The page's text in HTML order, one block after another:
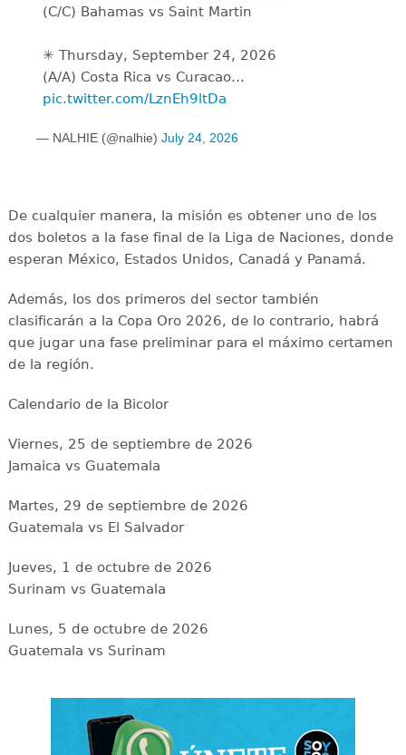
(C/C) Bahamas vs Saint Martin
✳️ Thursday, September 24, 2026
(A/A) Costa Rica vs Curacao…
pic.twitter.com/LznEh9ltDa
— NALHIE (@nalhie) July 24, 2026
De cualquier manera, la misión es obtener uno de los
dos boletos a la fase final de la Liga de Naciones, donde
esperan México, Estados Unidos, Canadá y Panamá.
Además, los dos primeros del sector también
clasificarán a la Copa Oro 2026, de lo contrario, habrá
que jugar una fase preliminar para el máximo certamen
de la región.
Calendario de la Bicolor
Viernes, 25 de septiembre de 2026
Jamaica vs Guatemala
Martes, 29 de septiembre de 2026
Guatemala vs El Salvador
Jueves, 1 de octubre de 2026
Surinam vs Guatemala
Lunes, 5 de octubre de 2026
Guatemala vs Surinam